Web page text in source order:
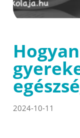
2024-10-11